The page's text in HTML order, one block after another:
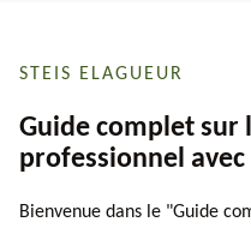
STEIS ELAGUEUR
Guide complet sur
professionnel avec
Bienvenue dans le "Guide